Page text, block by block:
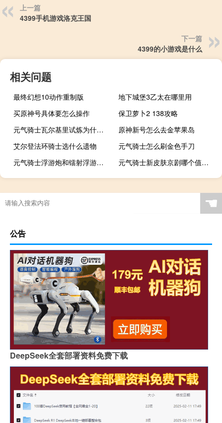
上一篇
4399手机游戏洛克王国
下一篇
4399的小游戏是什么
相关问题
最终幻想10动作重制版
地下城堡3乙太在哪里用
买原神号具体要怎么操作
保卫萝卜2 138攻略
元气骑士瓦尔基里试炼为什么一天只能一次
原神新号怎么去金苹果岛
艾尔登法环骑士选什么遗物
元气骑士怎么刷金色手刀
元气骑士浮游炮和镭射浮游炮能融合吗
元气骑士新皮肤京剧哪个值得买
☚
公告
DeepSeek全套部署资料免费下载